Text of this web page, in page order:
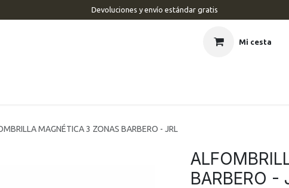
Devoluciones y envío estándar gratis
Mi cesta
MAGNÉTICA 3 ZONAS BARBERO - JRL
BARBERO -